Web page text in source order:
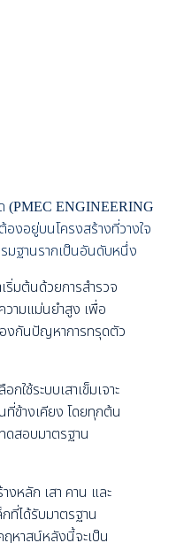
(PMEC ENGINEERING
งอยู่บนโครงสร้างที่วางใจ
มฐานรากเป็นอันดับหนึ่ง
ริ่มต้นด้วยการสำรวจ
วามแม่นยำสูง เพื่อ
องกันปัญหาการทรุดตัว
ใช้ระบบเสาเข็มเจาะ
ข้างเคียง โดยทุกต้น
สอบมาตรฐาน
งหลัก เสา คาน และ
ที่ได้รับมาตรฐาน
ฤหาสน์หลังนี้จะเป็น